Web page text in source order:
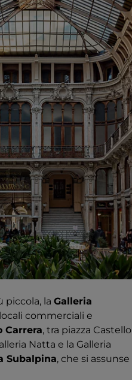
piccola, la Galleria
commerciali e
Carrera, tra piazza Castello
Natta e la Galleria
Subalpina, che si assunse